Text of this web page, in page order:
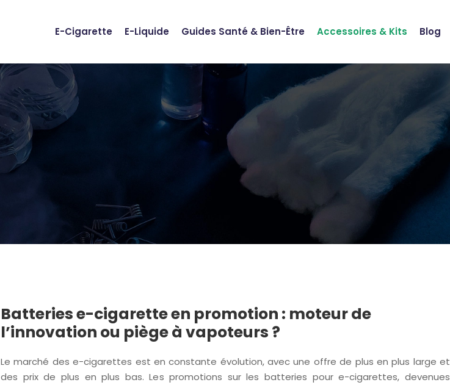
E-Cigarette E-Liquide Guides Santé & Bien-Être Accessoires & Kits Blog
Batteries e-cigarette en promotion : moteur de
l’innovation ou piège à vapoteurs ?
Le marché des e-cigarettes est en constante évolution, avec une offre de plus en plus large et
des prix de plus en plus bas. Les promotions sur les batteries pour e-cigarettes, devenues